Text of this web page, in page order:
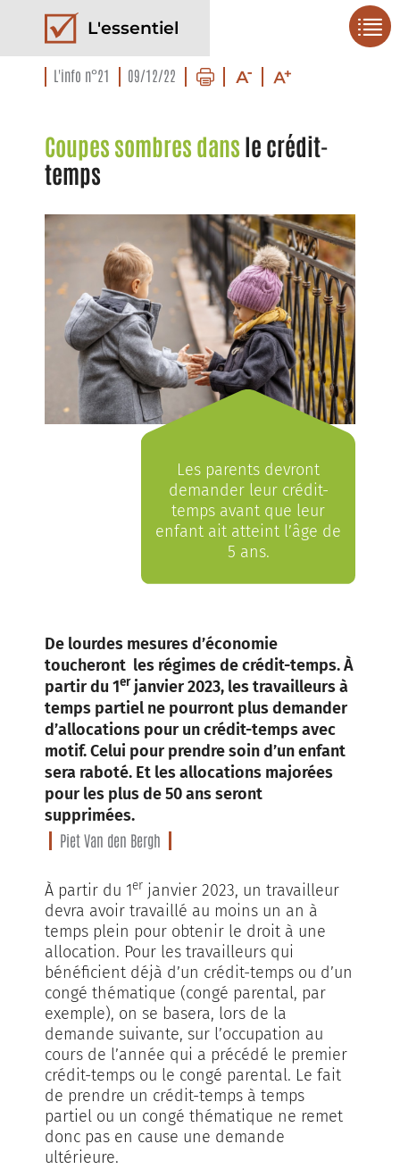
L'essentiel
L'info n°21 09/12/22
Coupes sombres dansle crédit-
temps
Les parents devront
demander leur crédit-
temps avant que leur
enfant ait atteint l’âge de
5 ans.
De lourdes mesures d’économie
toucheront les régimes de crédit-temps. À
partir du 1er janvier 2023, les travailleurs à
temps partiel ne pourront plus demander
d’allocations pour un crédit-temps avec
motif. Celui pour prendre soin d’un enfant
sera raboté. Et les allocations majorées
pour les plus de 50 ans seront
supprimées.
Piet Van den Bergh
À partir du 1er janvier 2023, un travailleur
devra avoir travaillé au moins un an à
temps plein pour obtenir le droit à une
allocation. Pour les travailleurs qui
bénéficient déjà d’un crédit-temps ou d’un
congé thématique (congé parental, par
exemple), on se basera, lors de la
demande suivante, sur l’occupation au
cours de l’année qui a précédé le premier
crédit-temps ou le congé parental. Le fait
de prendre un crédit-temps à temps
partiel ou un congé thématique ne remet
donc pas en cause une demande
ultérieure.